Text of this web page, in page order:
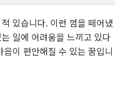
있습니다. 이런 껌을 떼어냈
일에 어려움을 느끼고 있다
이 편안해질 수 있는 꿈입니